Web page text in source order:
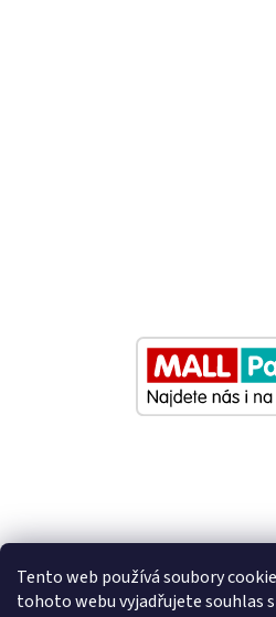
Tento web používá soubory
tohoto webu vyjadřujete souhlas